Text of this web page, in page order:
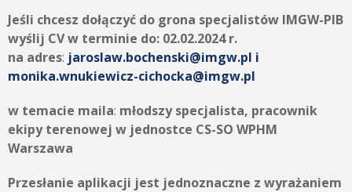
Jeśli chcesz dołączyć do grona specjalistów IMGW-PIB
wyślij CV w terminie do: 02.02.2024 r.
na adres: jaroslaw.bochenski@imgw.pl i
monika.wnukiewicz-cichocka@imgw.pl
w temacie maila: młodszy specjalista, pracownik
ekipy terenowej w jednostce CS-SO WPHM
Warszawa
Przesłanie aplikacji jest jednoznaczne z wyrażaniem